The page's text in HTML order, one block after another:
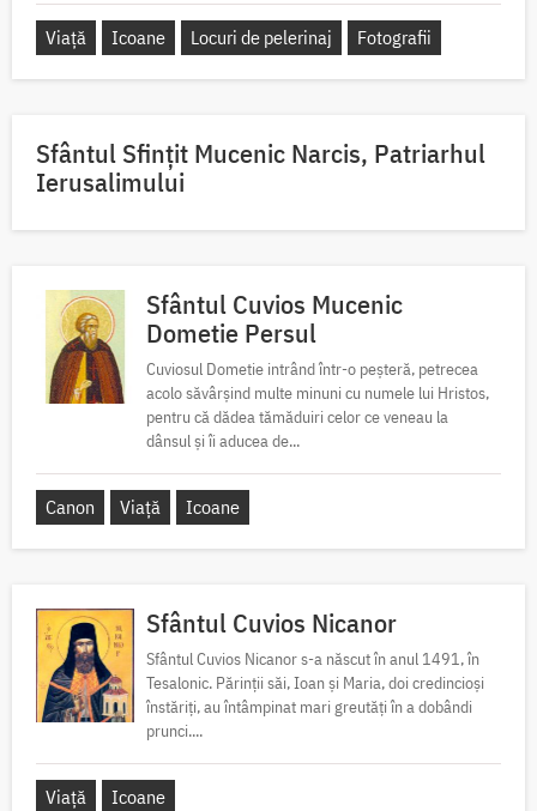
Viață Icoane Locuri de pelerinaj Fotografii
Sfântul Sfinţit Mucenic Narcis, Patriarhul
Ierusalimului
Sfântul Cuvios Mucenic
Dometie Persul
Cuviosul Dometie intrând într-o peșteră, petrecea
acolo săvârșind multe minuni cu numele lui Hristos,
pentru că dădea tămăduiri celor ce veneau la
dânsul și îi aducea de...
Canon Viață Icoane
Sfântul Cuvios Nicanor
Sfântul Cuvios Nicanor s-a născut în anul 1491, în
Tesalonic. Părinții săi, Ioan și Maria, doi credincioși
înstăriți, au întâmpinat mari greutăți în a dobândi
prunci....
Viață Icoane